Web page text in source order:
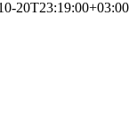
20T23:19:00+03:00